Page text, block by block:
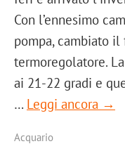
Con l’ennesimo
pompa, cambiato
termoregolatore.
ai 21-22 gradi e
… Leggi ancora →
Acquario